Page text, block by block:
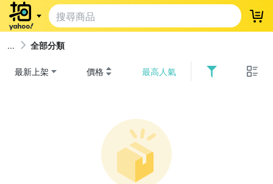
登
全部分類
最新上架 價格 最高人氣